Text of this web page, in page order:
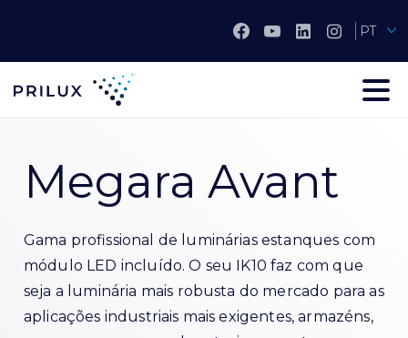
PT
Megara Avant
Gama profissional de luminárias estanques com
módulo LED incluído. O seu IK10 faz com que
seja a luminária mais robusta do mercado para as
aplicações industriais mais exigentes, armazéns,